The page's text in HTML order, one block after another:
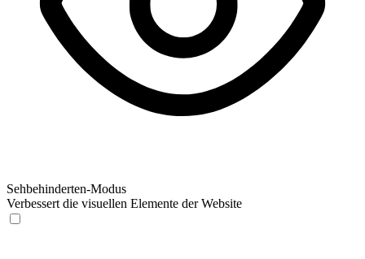
Sehbehinderten-Modus
Verbessert die visuellen Elemente der Website